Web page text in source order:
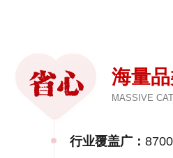
海量
MASSIVE
行业覆盖广：